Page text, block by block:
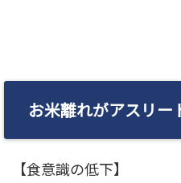
お米離れがアスリー
【食意識の低下】